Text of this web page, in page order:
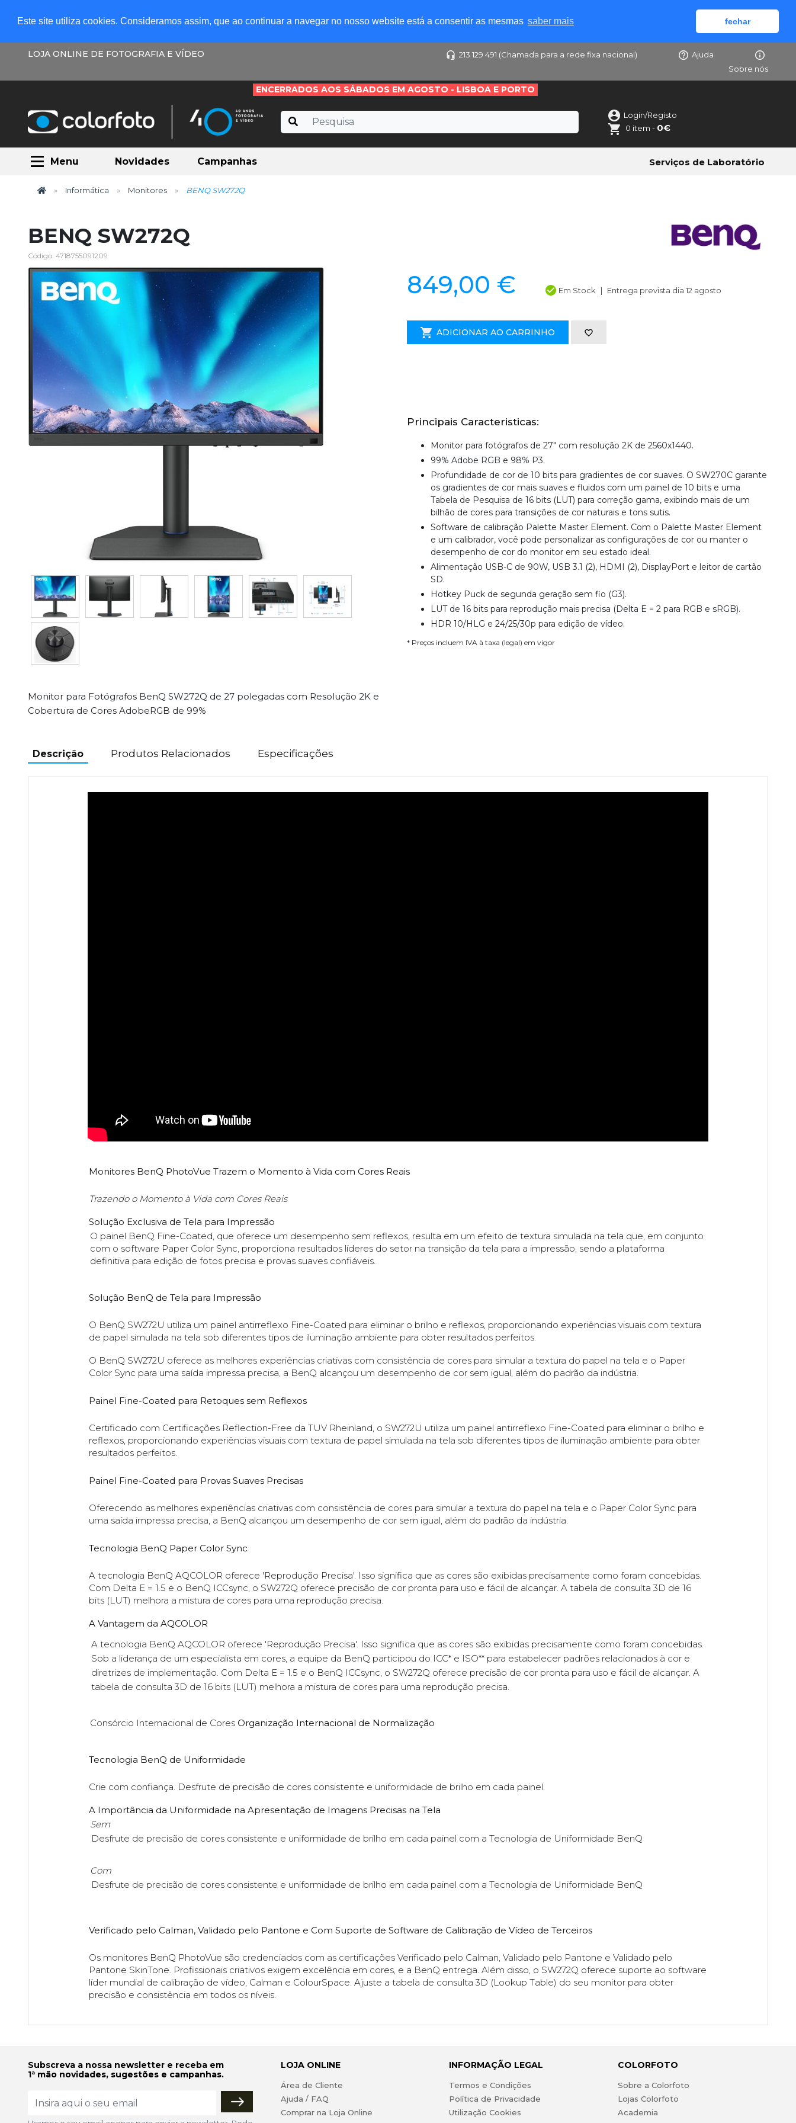
Este site utiliza cookies. Consideramos assim, que ao continuar a navegar no nosso website está a consentir as mesmas saber mais fechar
LOJA ONLINE DE FOTOGRAFIA E VÍDEO 213 129 491 (Chamada para a rede fixa nacional)
Ajuda
Sobre nós
ENCERRADOS AOS SÁBADOS EM AGOSTO - LISBOA E PORTO
Login/Registo
0 item - 0€
Menu Novidades Campanhas Serviços de Laboratório
Informática Monitores BENQ SW272Q
BENQ SW272Q
Código: 4718755091209
Monitor para Fotógrafos BenQ SW272Q de 27 polegadas com Resolução 2K e
Cobertura de Cores AdobeRGB de 99%
849,00 € Em Stock Entrega prevista dia 12 agosto
ADICIONAR AO CARRINHO
Principais Caracteristicas:
Monitor para fotógrafos de 27" com resolução 2K de 2560x1440.
99% Adobe RGB e 98% P3.
Profundidade de cor de 10 bits para gradientes de cor suaves. O SW270C garante
os gradientes de cor mais suaves e fluidos com um painel de 10 bits e uma
Tabela de Pesquisa de 16 bits (LUT) para correção gama, exibindo mais de um
bilhão de cores para transições de cor naturais e tons sutis.
Software de calibração Palette Master Element. Com o Palette Master Element
e um calibrador, você pode personalizar as configurações de cor ou manter o
desempenho de cor do monitor em seu estado ideal.
Alimentação USB-C de 90W, USB 3.1 (2), HDMI (2), DisplayPort e leitor de cartão
SD.
Hotkey Puck de segunda geração sem fio (G3).
LUT de 16 bits para reprodução mais precisa (Delta E = 2 para RGB e sRGB).
HDR 10/HLG e 24/25/30p para edição de vídeo.
* Preços incluem IVA à taxa (legal) em vigor
Descrição Produtos Relacionados Especificações
Monitores BenQ PhotoVue Trazem o Momento à Vida com Cores Reais
Trazendo o Momento à Vida com Cores Reais
Solução Exclusiva de Tela para Impressão
O painel BenQ Fine-Coated, que oferece um desempenho sem reflexos, resulta em um efeito de textura simulada na tela que, em conjunto
com o software Paper Color Sync, proporciona resultados líderes do setor na transição da tela para a impressão, sendo a plataforma
definitiva para edição de fotos precisa e provas suaves confiáveis.
Solução BenQ de Tela para Impressão
O BenQ SW272U utiliza um painel antirreflexo Fine-Coated para eliminar o brilho e reflexos, proporcionando experiências visuais com textura
de papel simulada na tela sob diferentes tipos de iluminação ambiente para obter resultados perfeitos.
O BenQ SW272U oferece as melhores experiências criativas com consistência de cores para simular a textura do papel na tela e o Paper
Color Sync para uma saída impressa precisa, a BenQ alcançou um desempenho de cor sem igual, além do padrão da indústria.
Painel Fine-Coated para Retoques sem Reflexos
Certificado com Certificações Reflection-Free da TUV Rheinland, o SW272U utiliza um painel antirreflexo Fine-Coated para eliminar o brilho e
reflexos, proporcionando experiências visuais com textura de papel simulada na tela sob diferentes tipos de iluminação ambiente para obter
resultados perfeitos.
Painel Fine-Coated para Provas Suaves Precisas
Oferecendo as melhores experiências criativas com consistência de cores para simular a textura do papel na tela e o Paper Color Sync para
uma saída impressa precisa, a BenQ alcançou um desempenho de cor sem igual, além do padrão da indústria.
Tecnologia BenQ Paper Color Sync
A tecnologia BenQ AQCOLOR oferece 'Reprodução Precisa'. Isso significa que as cores são exibidas precisamente como foram concebidas.
Com Delta E = 1.5 e o BenQ ICCsync, o SW272Q oferece precisão de cor pronta para uso e fácil de alcançar. A tabela de consulta 3D de 16
bits (LUT) melhora a mistura de cores para uma reprodução precisa.
A Vantagem da AQCOLOR
A tecnologia BenQ AQCOLOR oferece 'Reprodução Precisa'. Isso significa que as cores são exibidas precisamente como foram concebidas.
Sob a liderança de um especialista em cores, a equipe da BenQ participou do ICC* e ISO** para estabelecer padrões relacionados à cor e
diretrizes de implementação. Com Delta E = 1.5 e o BenQ ICCsync, o SW272Q oferece precisão de cor pronta para uso e fácil de alcançar. A
tabela de consulta 3D de 16 bits (LUT) melhora a mistura de cores para uma reprodução precisa.
Consórcio Internacional de Cores Organização Internacional de Normalização
Tecnologia BenQ de Uniformidade
Crie com confiança. Desfrute de precisão de cores consistente e uniformidade de brilho em cada painel.
A Importância da Uniformidade na Apresentação de Imagens Precisas na Tela
Sem
Desfrute de precisão de cores consistente e uniformidade de brilho em cada painel com a Tecnologia de Uniformidade BenQ
Com
Desfrute de precisão de cores consistente e uniformidade de brilho em cada painel com a Tecnologia de Uniformidade BenQ
Verificado pelo Calman, Validado pelo Pantone e Com Suporte de Software de Calibração de Vídeo de Terceiros
Os monitores BenQ PhotoVue são credenciados com as certificações Verificado pelo Calman, Validado pelo Pantone e Validado pelo
Pantone SkinTone. Profissionais criativos exigem excelência em cores, e a BenQ entrega. Além disso, o SW272Q oferece suporte ao software
líder mundial de calibração de vídeo, Calman e ColourSpace. Ajuste a tabela de consulta 3D (Lookup Table) do seu monitor para obter
precisão e consistência em todos os níveis.
Subscreva a nossa newsletter e receba em
1ª mão novidades, sugestões e campanhas.
LOJA ONLINE
Área de Cliente
Ajuda / FAQ
Comprar na Loja Online
INFORMAÇÃO LEGAL
Termos e Condições
Política de Privacidade
Utilização Cookies
COLORFOTO
Sobre a Colorfoto
Lojas Colorfoto
Academia